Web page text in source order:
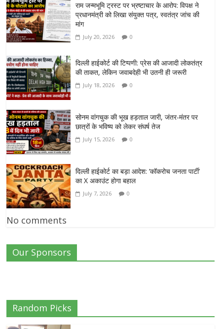
राम जन्मभूमि ट्रस्ट पर भ्रष्टाचार के आरोप: विपक्ष ने
प्रधानमंत्री को लिखा संयुक्त पत्र, स्वतंत्र जांच की
मांग
July 20, 2026 0
दिल्ली हाईकोर्ट की टिप्पणी: प्रेस की आजादी लोकतंत्र
की ताकत, लेकिन जवाबदेही भी उतनी ही जरूरी
July 18, 2026 0
सोनम वांगचुक की भूख हड़ताल जारी, जंतर-मंतर पर
छात्रों के भविष्य को लेकर संघर्ष तेज
July 15, 2026 0
दिल्ली हाईकोर्ट का बड़ा आदेश: ‘कॉकरोच जनता पार्टी’
का X अकाउंट होगा बहाल
July 7, 2026 0
No comments
Our Sponsors
Random Picks